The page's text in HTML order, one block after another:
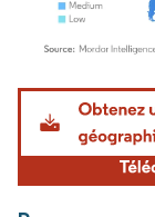
Image © Mordor